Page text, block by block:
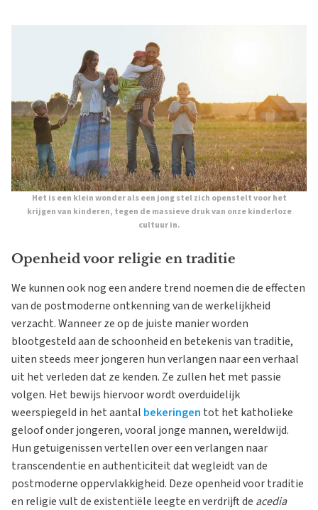
Het is een klein wonder als een jong stel zich openstelt voor het
krijgen van kinderen, tegen de massieve druk van onze kinderloze
cultuur in.
Openheid voor religie en traditie
We kunnen ook nog een andere trend noemen die de effecten
van de postmoderne ontkenning van de werkelijkheid
verzacht. Wanneer ze op de juiste manier worden
blootgesteld aan de schoonheid en betekenis van traditie,
uiten steeds meer jongeren hun verlangen naar een verhaal
uit het verleden dat ze kenden. Ze zullen het met passie
volgen. Het bewijs hiervoor wordt overduidelijk
weerspiegeld in het aantal bekeringen tot het katholieke
geloof onder jongeren, vooral jonge mannen, wereldwijd.
Hun getuigenissen vertellen over een verlangen naar
transcendentie en authenticiteit dat wegleidt van de
postmoderne oppervlakkigheid. Deze openheid voor traditie
en religie vult de existentiële leegte en verdrijft de acedia